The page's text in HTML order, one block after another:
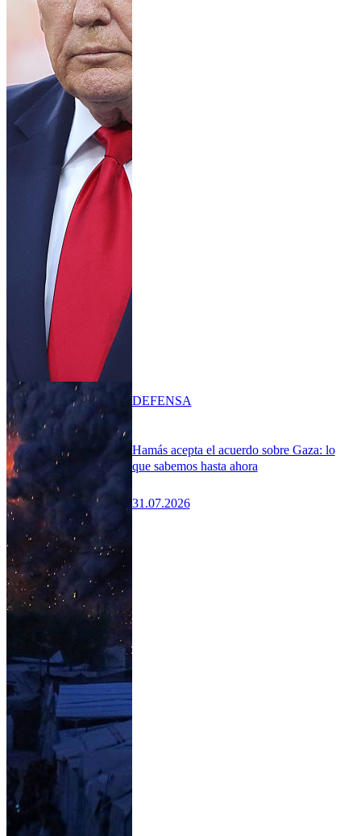
Hamás acepta el acuerdo sobre Gaza: lo
que sabemos hasta ahora
31.07.2026
DEFENSA